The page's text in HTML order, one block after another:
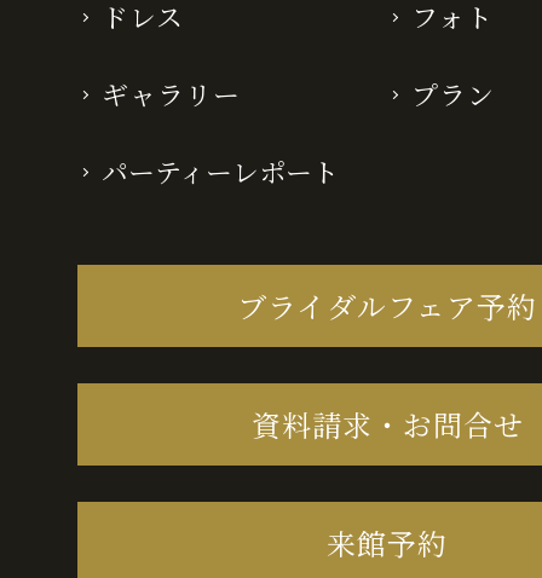
ドレス フォト
ギャラリー プラン
パーティーレポート
ブライダルフェア予約
資料請求・お問合せ
来館予約